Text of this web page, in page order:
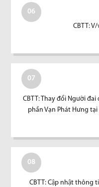
06
CBTT:
07
CBTT: Thay đổi Người
phần Vạn Phát Hưng
08
CBTT: Cập nhật thông